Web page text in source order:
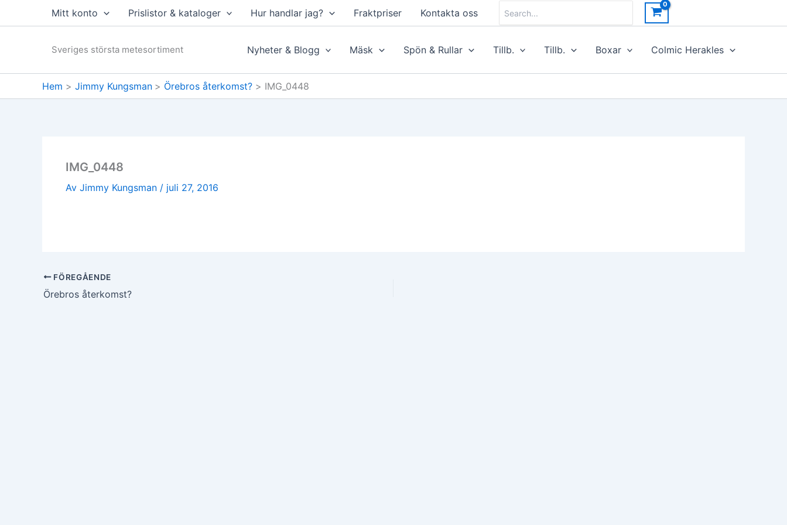
Mitt konto Prislistor & kataloger Hur handlar jag? Fraktpriser Kontakta oss
for:
Sveriges största metesortiment Nyheter & Blogg Mäsk Spön & Rullar Tillb. Tillb. Boxar Colmic Herakles
Hem Jimmy Kungsman Örebros återkomst? IMG_0448
IMG_0448
Av Jimmy Kungsman / juli 27, 2016
FÖREGÅENDE
Örebros återkomst?